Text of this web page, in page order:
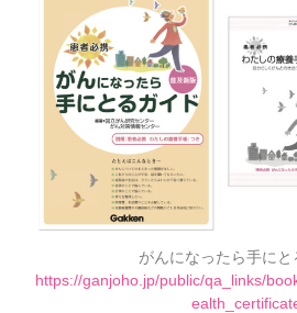
がんになったら手にと
https://ganjoho.jp/public/qa_links/